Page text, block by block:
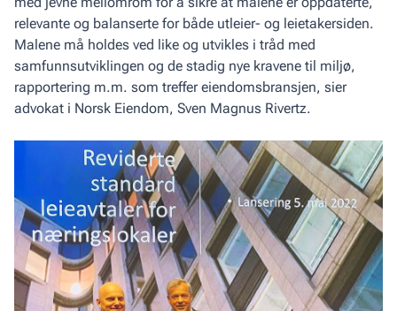
relevante og balanserte for både utleier- og leietakersiden.
Malene må holdes ved like og utvikles i tråd med
samfunns­utviklingen og de stadig nye kravene til miljø,
rapportering m.m. som treffer eiendomsbransjen, sier
advokat i Norsk Eiendom, Sven Magnus Rivertz.